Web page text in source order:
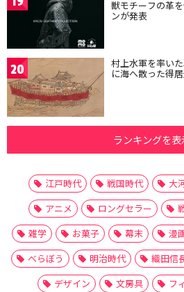
獣モチーフの革
ンが発表
20 村上水軍を率い
に海へ散った得
ランキングを表
江戸時代 戦国時代 大
アニメ
ロングセラー
雑学
お菓子 幕末 漫
べらぼう
明治時代 織田信
デザイン
文房具 フ